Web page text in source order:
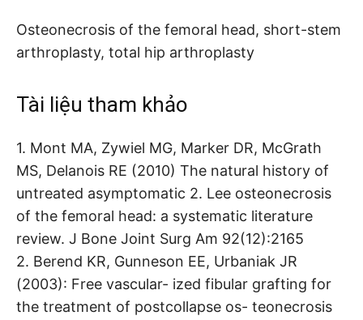
Osteonecrosis of the femoral head, short-stem
arthroplasty, total hip arthroplasty
Tài liệu tham khảo
1. Mont MA, Zywiel MG, Marker DR, McGrath
MS, Delanois RE (2010) The natural history of
untreated asymptomatic 2. Lee osteonecrosis
of the femoral head: a systematic literature
review. J Bone Joint Surg Am 92(12):2165
2. Berend KR, Gunneson EE, Urbaniak JR
(2003): Free vascular- ized fibular grafting for
the treatment of postcollapse os- teonecrosis